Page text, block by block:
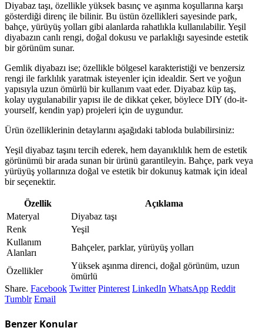
Diyabaz taşı, özellikle yüksek basınç ve aşınma koşullarına karşı
gösterdiği direnç ile bilinir. Bu üstün özellikleri sayesinde park,
bahçe, yürüyüş yolları gibi alanlarda rahatlıkla kullanılabilir. Yeşil
diyabazın canlı rengi, doğal dokusu ve parlaklığı sayesinde estetik
bir görünüm sunar.
Gemlik diyabazı ise; özellikle bölgesel karakteristiği ve benzersiz
rengi ile farklılık yaratmak isteyenler için idealdir. Sert ve yoğun
yapısıyla uzun ömürlü bir kullanım vaat eder. Diyabaz küp taş,
kolay uygulanabilir yapısı ile de dikkat çeker, böylece DIY (do-it-
yourself, kendin yap) projeleri için de uygundur.
Ürün özelliklerinin detaylarını aşağıdaki tabloda bulabilirsiniz:
Yeşil diyabaz taşını tercih ederek, hem dayanıklılık hem de estetik
görünümü bir arada sunan bir ürünü garantileyin. Bahçe, park veya
yürüyüş yollarınıza doğal ve estetik bir dokunuş katmak için ideal
bir seçenektir.
Özellik
Açıklama
Materyal
Diyabaz taşı
Renk
Yeşil
Kullanım
Alanları
Bahçeler, parklar, yürüyüş yolları
Özellikler
Yüksek aşınma direnci, doğal görünüm, uzun
ömürlü
Share. Facebook Twitter Pinterest LinkedIn WhatsApp Reddit
Tumblr Email
Benzer Konular